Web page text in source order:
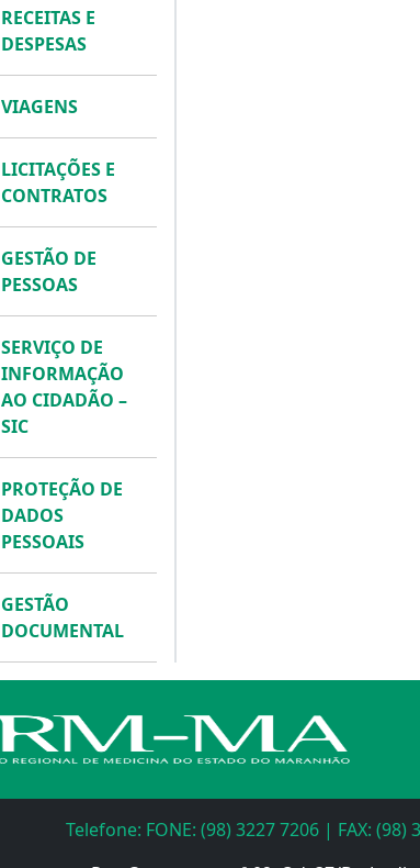
RECEITAS E
DESPESAS
VIAGENS
LICITAÇÕES E
CONTRATOS
GESTÃO DE
PESSOAS
SERVIÇO DE
INFORMAÇÃO
AO CIDADÃO –
SIC
PROTEÇÃO DE
DADOS
PESSOAIS
GESTÃO
DOCUMENTAL
Telefone: FONE: (98) 3227 7206 | FAX: